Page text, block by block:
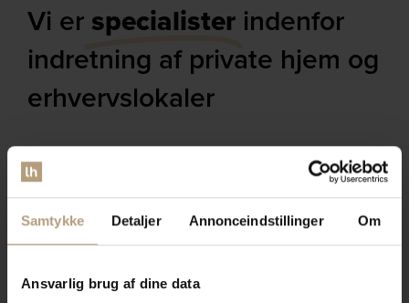
Samtykke Detaljer Annonceindstillinger Om
Ansvarlig brug af dine data
Vi er specialister indenfor
indretning af private hjem og
erhvervslokaler​
Vores brede sortiment forvandler dit rum med stil og
funktionalitet. Find tidløst design, æstetik, eller
farverigt interiør. Vi har skænke, TV-borde, bordben,
og mere, der afspejler din stil. Vores produkter
kombinerer skønhed og praktik for et hjem der